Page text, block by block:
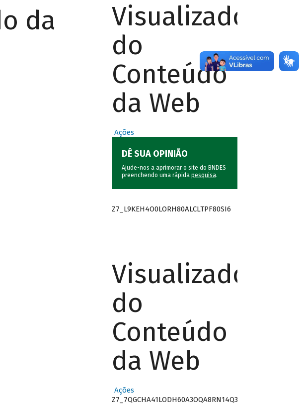
da
Visualizador
do
Conteúdo
da Web
Ações
DÊ SUA OPINIÃO
Ajude-nos a aprimorar o site do BNDES
preenchendo uma rápida pesquisa.
Z7_L9KEH4O0LORH80ALCLTPF80SI6
Visualizador
do
Conteúdo
da Web
Ações
Z7_7QGCHA41LODH60A3OQA8RN14Q3